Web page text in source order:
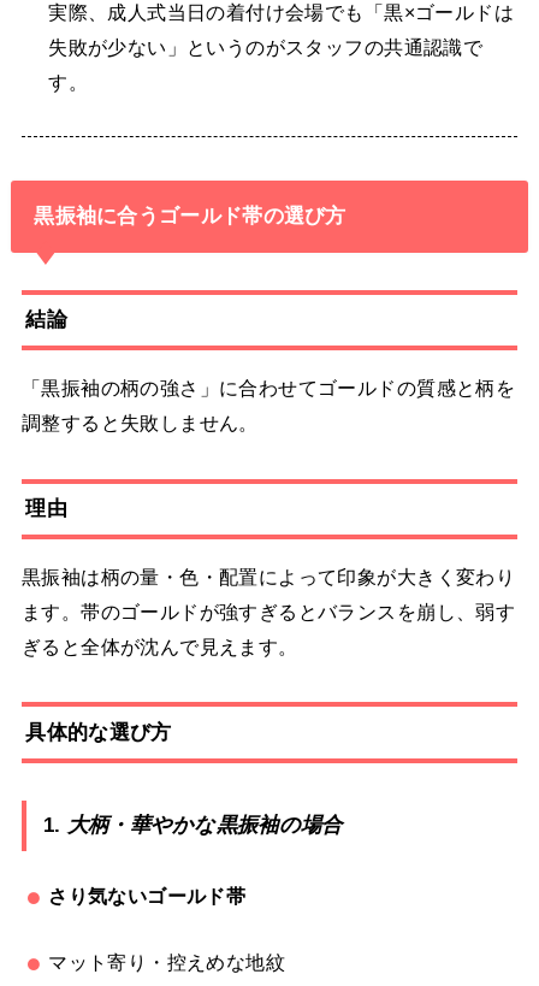
実際、成人式当日の着付け会場でも「黒×ゴールドは
失敗が少ない」というのがスタッフの共通認識で
す。
黒振袖に合うゴールド帯の選び方
結論
「黒振袖の柄の強さ」に合わせてゴールドの質感と柄を
調整すると失敗しません。
理由
黒振袖は柄の量・色・配置によって印象が大きく変わり
ます。帯のゴールドが強すぎるとバランスを崩し、弱す
ぎると全体が沈んで見えます。
具体的な選び方
1. 大柄・華やかな黒振袖の場合
さり気ないゴールド帯
マット寄り・控えめな地紋